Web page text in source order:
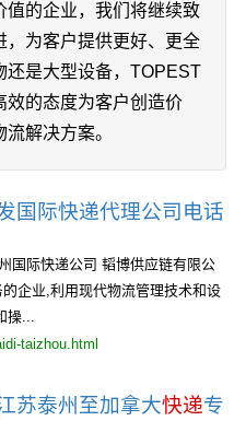
值的企业，我们将继续致
，为客户提供更好、更全
还是大型设备，TOPEST
效的态度为客户创造价
解决方案。
国际快递代理公司电话
国际快递公司 韬博供应链有限公
企业,利用现代物流管理技术和设
操...
taizhou.html
苏泰州至加拿大快递专